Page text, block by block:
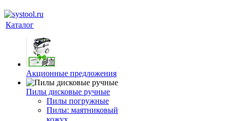
Каталог
Акционные предложения
Пилы дисковые ручные
Пилы погружные
Пилы: маятниковый
кожух